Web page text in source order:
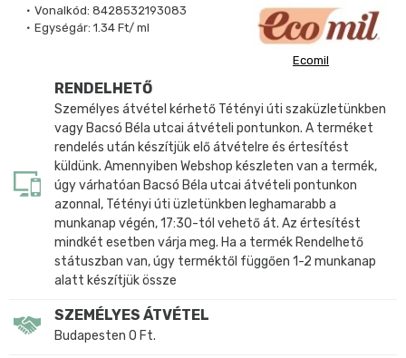
Vonalkód: 8428532193083
Egységár: 1.34 Ft/ ml
Ecomil
RENDELHETŐ
Személyes átvétel kérhető Tétényi úti szaküzletünkben
vagy Bacsó Béla utcai átvételi pontunkon. A terméket
rendelés után készítjük elő átvételre és értesítést
küldünk. Amennyiben Webshop készleten van a termék,
úgy várhatóan Bacsó Béla utcai átvételi pontunkon
azonnal, Tétényi úti üzletünkben leghamarabb a
munkanap végén, 17:30-tól vehető át. Az értesítést
mindkét esetben várja meg. Ha a termék Rendelhető
státuszban van, úgy terméktől függően 1-2 munkanap
alatt készítjük össze
SZEMÉLYES ÁTVÉTEL
Budapesten 0 Ft.